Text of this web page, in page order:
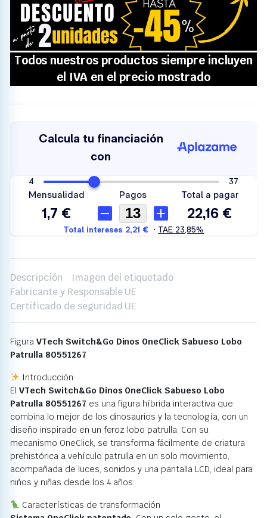
Descripción
Imagen del etiquetado
Fabricante y Responsable UE
Certificado de seguridad UE
FiguraVTech Switch&Go Dinos OneClick Sabueso Lobo
Patrulla 80551267
Introducción
ElVTech Switch&Go Dinos OneClick Sabueso Lobo
Patrulla 80551267 es una figura híbrida interactiva que
combina lo mejor de los dinosaurios y la tecnología, con un
diseño inspirado en un feroz lobo patrulla. Con su
mecanismo OneClick, se transforma fácilmente de criatura
prehistórica a vehículo patrulla en un solo movimiento,
acompañada de luces, sonidos y una pantalla LCD, ideal para
niños y niñas desde los 4 años.
Características de transformación